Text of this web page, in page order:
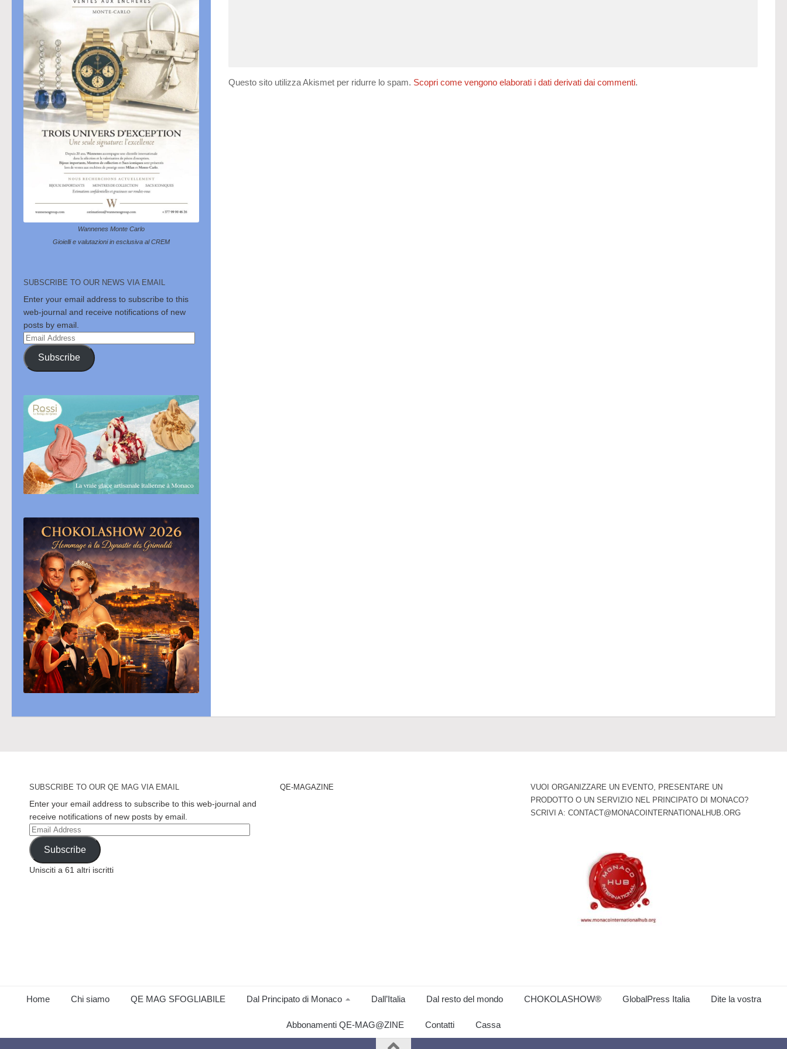
Questo sito utilizza Akismet per ridurre lo spam. Scopri come vengono elaborati i dati derivati dai commenti.
Wannenes Monte Carlo
Gioielli e valutazioni in esclusiva al CREM
SUBSCRIBE TO OUR NEWS VIA EMAIL
Enter your email address to subscribe to this
web-journal and receive notifications of new
posts by email.
Email
Address
Subscribe
SUBSCRIBE TO OUR QE MAG VIA EMAIL
Enter your email address to subscribe to this web-journal and
receive notifications of new posts by email.
Email
Address
Subscribe
Unisciti a 61 altri iscritti
QE-MAGAZINE
VUOI ORGANIZZARE UN EVENTO, PRESENTARE UN
PRODOTTO O UN SERVIZIO NEL PRINCIPATO DI MONACO?
SCRIVI A: CONTACT@MONACOINTERNATIONALHUB.ORG
Home Chi siamo QE MAG SFOGLIABILE Dal Principato di Monaco Dall’Italia Dal resto del mondo CHOKOLASHOW® GlobalPress Italia Dite la vostra
Abbonamenti QE-MAG@ZINE Contatti Cassa